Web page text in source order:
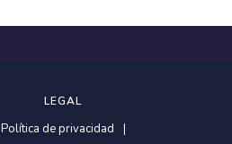
LEGAL
Política de privacidad